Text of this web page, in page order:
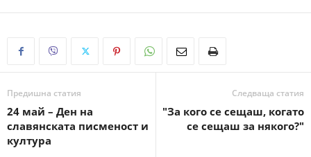
Предишна статия
24 май – Ден на
славянската писменост и
култура
Следваща статия
"За кого се сещаш, когато
се сещаш за някого?"